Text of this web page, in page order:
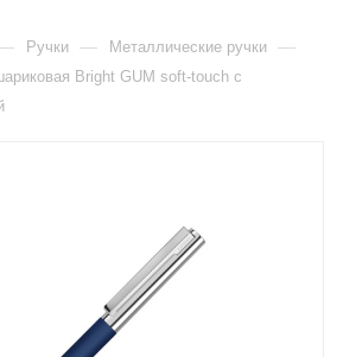
Ручки — Металлические ручки —
Bright GUM soft-touch с